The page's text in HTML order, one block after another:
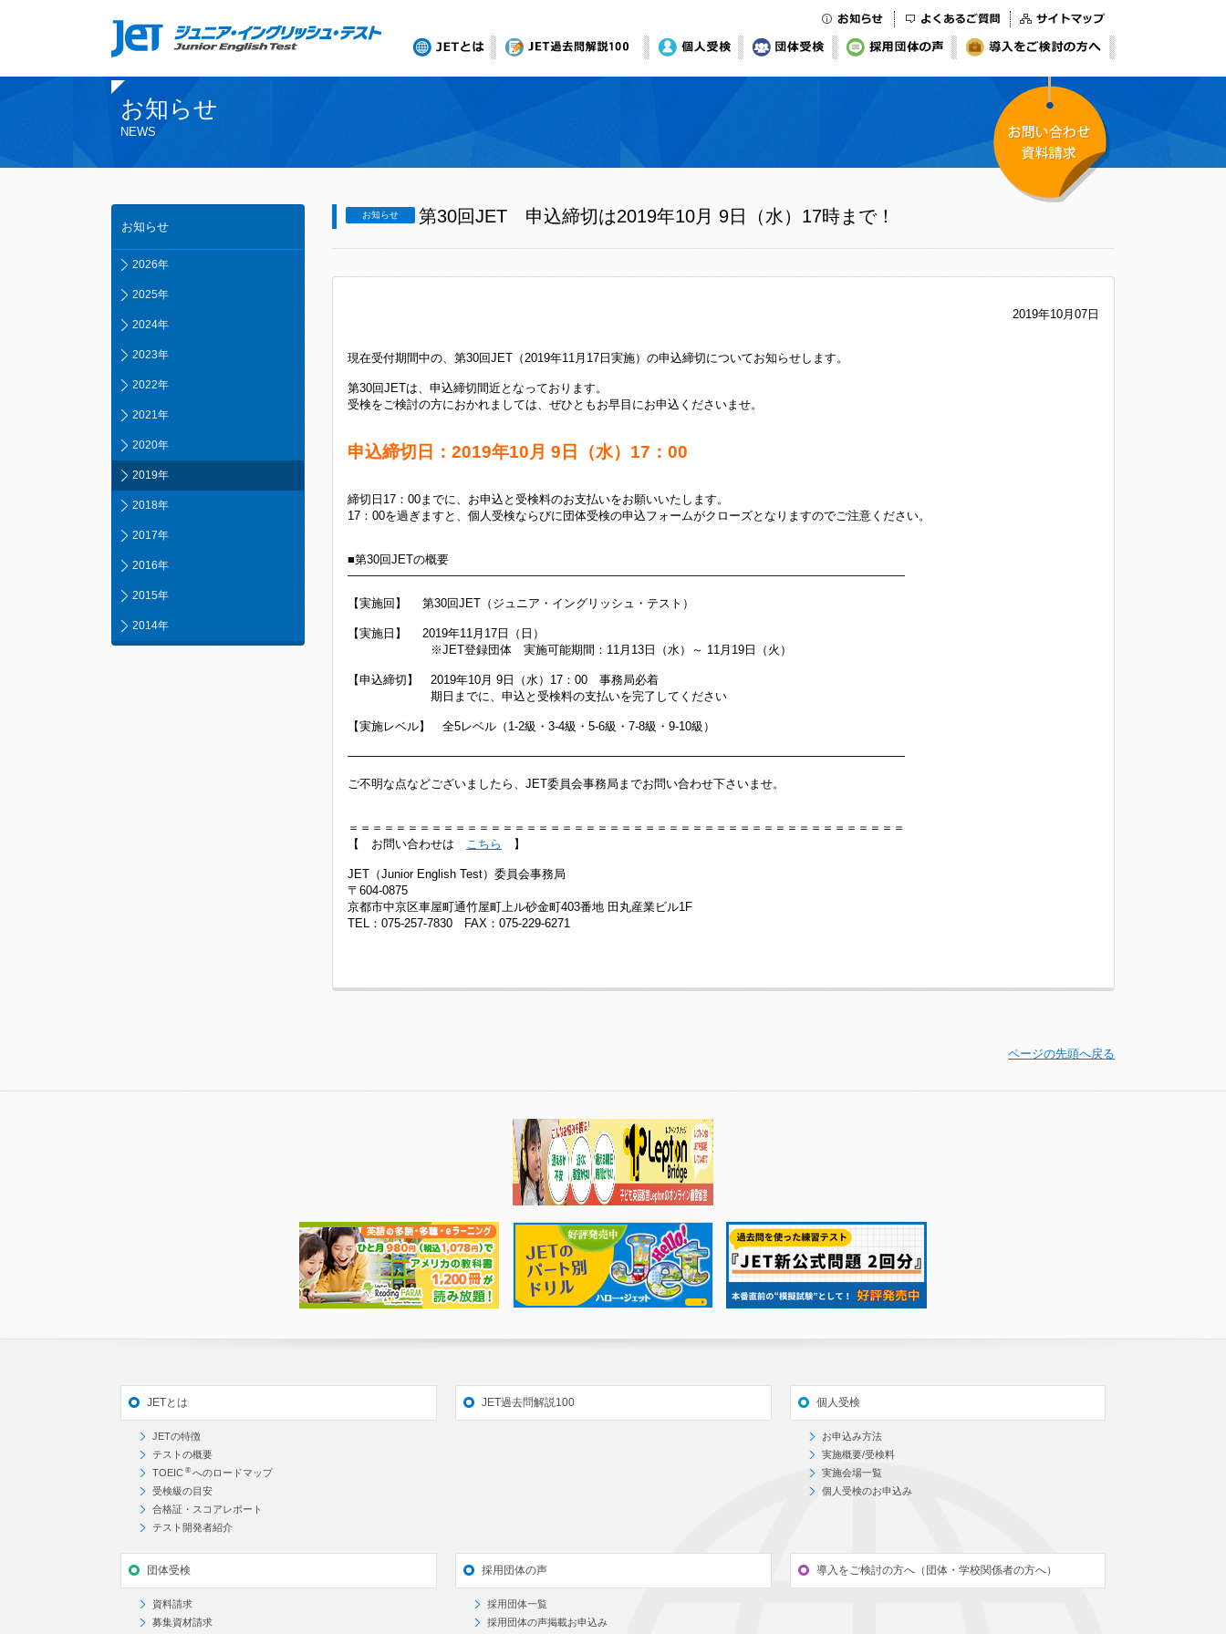
よくあるご質問
お知らせ
NEWS
お知らせ
2026年
2025年
2024年
2023年
2022年
2021年
2020年
2019年
2018年
2017年
2016年
2015年
2014年
第30回JET 申込締切は2019年10月 9日（水）17時まで！
お知らせ
2019年10月07日
現在受付期間中の、第30回JET（2019年11月17日実施）の申込締切についてお知らせします。
第30回JETは、申込締切間近となっております。
受検をご検討の方におかれましては、ぜひともお早目にお申込くださいませ。
申込締切日：2019年10月 9日（水）17：00
締切日17：00までに、お申込と受検料のお支払いをお願いいたします。
17：00を過ぎますと、個人受検ならびに団体受検の申込フォームがクローズとなりますのでご注意ください。
■第30回JETの概要
―――――――――――――――――――――――――――――――――――――――――――――――
【実施回】 第30回JET（ジュニア・イングリッシュ・テスト）
【実施日】 2019年11月17日（日）
※JET登録団体 実施可能期間：11月13日（水）～ 11月19日（火）
【申込締切】 2019年10月 9日（水）17：00 事務局必着
期日までに、申込と受検料の支払いを完了してください
【実施レベル】 全5レベル（1-2級・3-4級・5-6級・7-8級・9-10級）
―――――――――――――――――――――――――――――――――――――――――――――――
ご不明な点などございましたら、JET委員会事務局までお問い合わせ下さいませ。
＝＝＝＝＝＝＝＝＝＝＝＝＝＝＝＝＝＝＝＝＝＝＝＝＝＝＝＝＝＝＝＝＝＝＝＝＝＝＝＝＝＝＝＝＝＝＝
【 お問い合わせは こちら 】
JET（Junior English Test）委員会事務局
〒604-0875
京都市中京区車屋町通竹屋町上ル砂金町403番地 田丸産業ビル1F
TEL：075-257-7830 FAX：075-229-6271
ページの先頭へ戻る
JETとは
JETの特徴
テストの概要
TOEIC ® へのロードマップ
受検級の目安
合格証・スコアレポート
テスト開発者紹介
JET過去問解説100 個人受検
お申込み方法
実施概要/受検料
実施会場一覧
個人受検のお申込み
団体受検
資料請求
募集資材請求
採用団体の声
採用団体一覧
採用団体の声掲載お申込み
導入をご検討の方へ（団体・学校関係者の方へ）